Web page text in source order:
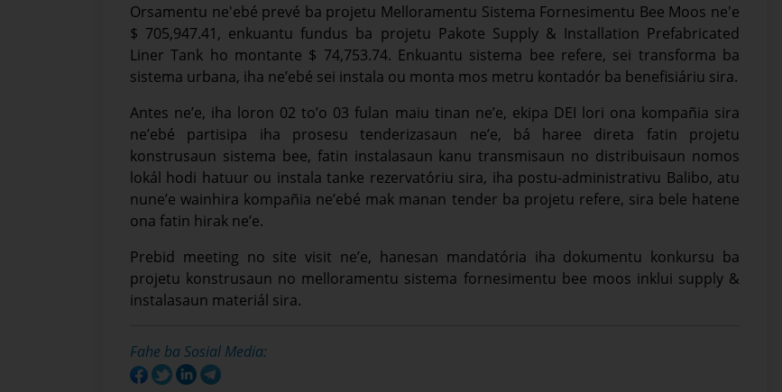
Orsamentu ne'ebé prevé ba projetu Melloramentu Sistema Fornesimentu Bee Moos ne'e
$ 705,947.41, enkuantu fundus ba projetu Pakote Supply & Installation Prefabricated
Liner Tank ho montante $ 74,753.74. Enkuantu sistema bee refere, sei transforma ba
sistema urbana, iha ne’ebé sei instala ou monta mos metru kontadór ba benefisiáriu sira.
Antes ne’e, iha loron 02 to’o 03 fulan maiu tinan ne’e, ekipa DEI lori ona kompañia sira
ne’ebé partisipa iha prosesu tenderizasaun ne’e, bá haree direta fatin projetu
konstrusaun sistema bee, fatin instalasaun kanu transmisaun no distribuisaun nomos
lokál hodi hatuur ou instala tanke rezervatóriu sira, iha postu-administrativu Balibo, atu
nune’e wainhira kompañia ne’ebé mak manan tender ba projetu refere, sira bele hatene
ona fatin hirak ne’e.
Prebid meeting no site visit ne’e, hanesan mandatória iha dokumentu konkursu ba
projetu konstrusaun no melloramentu sistema fornesimentu bee moos inklui supply &
instalasaun materiál sira.
Fahe ba Sosial Media: